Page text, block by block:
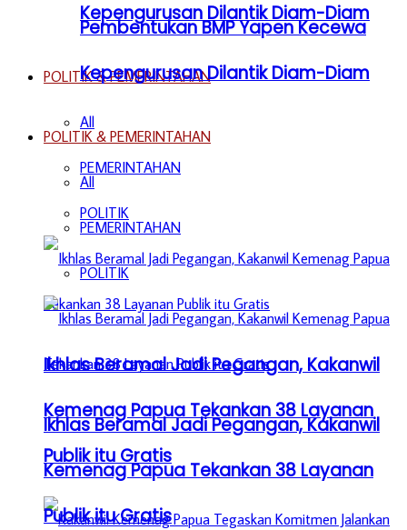
Kepengurusan Dilantik Diam-Diam
POLITIK & PEMERINTAHAN
All
PEMERINTAHAN
POLITIK
Ikhlas Beramal Jadi Pegangan, Kakanwil
Kemenag Papua Tekankan 38 Layanan
Publik itu Gratis
Pembentukan BMP Yapen Kecewa
Kepengurusan Dilantik Diam-Diam
POLITIK & PEMERINTAHAN
All
PEMERINTAHAN
POLITIK
Ikhlas Beramal Jadi Pegangan, Kakanwil
Kemenag Papua Tekankan 38 Layanan
Publik itu Gratis